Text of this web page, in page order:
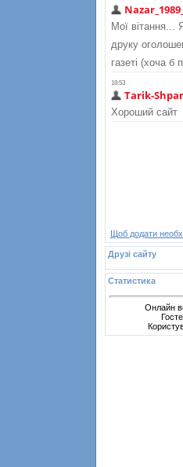
Щоб додати
Друзі сайту
Статистика
Онлайн